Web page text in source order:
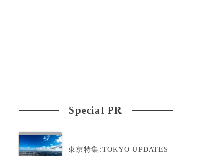
Special PR
東京特集:TOKYO UPDATES